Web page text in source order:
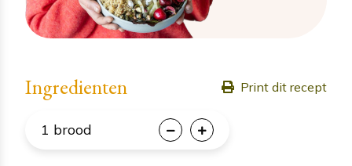
Ingredienten Print dit recept
1 brood